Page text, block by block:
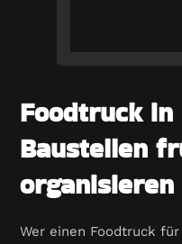
Foodtruck
Baustellen
organisieren
Wer einen Foodtruck